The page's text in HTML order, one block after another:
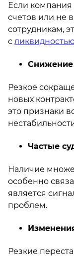
Если компания
счетов или не
сотрудникам,
с ликвидностью
Снижение
Резкое
новых
это признаки
Частые
Наличие
особенно
является
проблем.
Резкие